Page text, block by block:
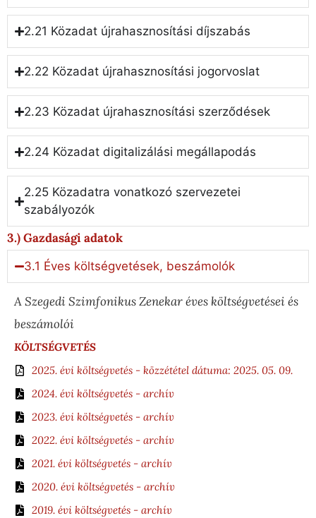
2.21 Közadat újrahasznosítási díjszabás
2.22 Közadat újrahasznosítási jogorvoslat
2.23 Közadat újrahasznosítási szerződések
2.24 Közadat digitalizálási megállapodás
2.25 Közadatra vonatkozó szervezetei
szabályozók
3.) Gazdasági adatok
3.1 Éves költségvetések, beszámolók
A Szegedi Szimfonikus Zenekar éves költségvetései és
beszámolói
KÖLTSÉGVETÉS
2025. évi költségvetés - közzététel dátuma: 2025. 05. 09.
2024. évi költségvetés - archív
2023. évi költségvetés - archív
2022. évi költségvetés - archív
2021. évi költségvetés - archív
2020. évi költségvetés - archív
2019. évi költségvetés - archív